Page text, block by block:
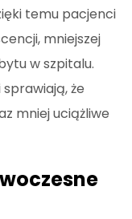
temu pacjenci
mniejszej
w szpitalu.
że
mniej uciążliwe